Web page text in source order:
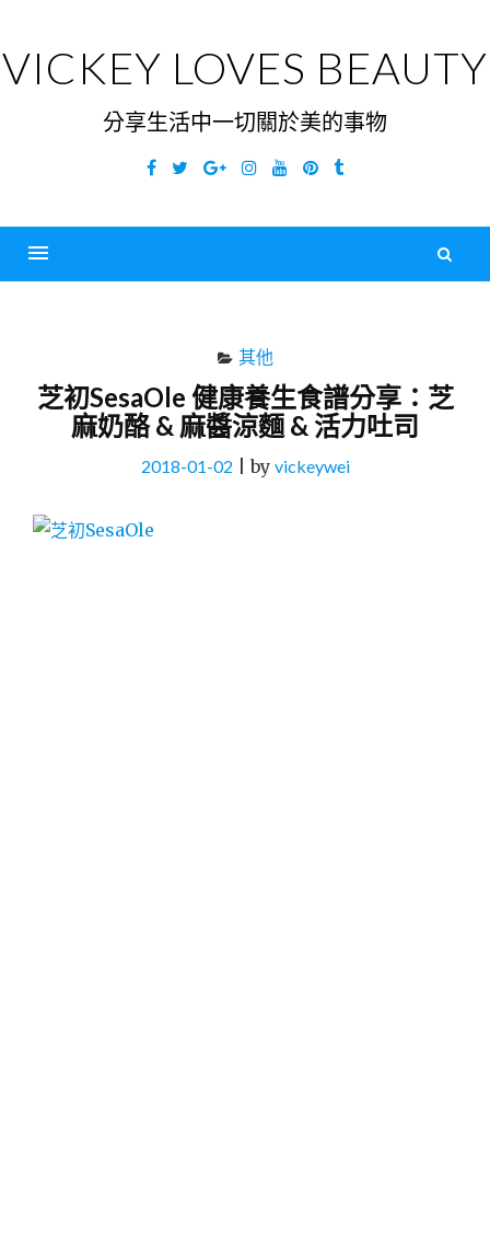
content
VICKEY LOVES BEAUTY
分享生活中一切關於美的事物
Facebook
TwitterGoogleInstagramYouTubePinterest
Tumblr
其他
芝初SesaOle 健康養生食譜分享：芝
麻奶酪 & 麻醬涼麵 & 活力吐司
2018-01-02|by vickeywei